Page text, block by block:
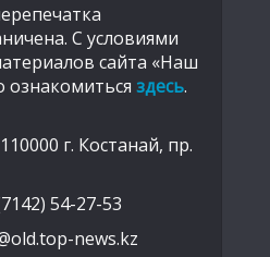
С условиями
сайта «Наш
ознакомиться здесь.
110000 г. Костанай, пр.
54-27-53
news.kz